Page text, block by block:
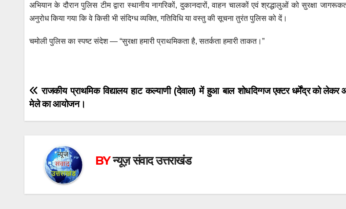
अभियान के दौरान पुलिस टीम द्वारा स्थानीय नागरिकों, दुकानदारों, वाहन चालकों एवं श्रद्धालुओं को सुरक्षा
अनुरोध किया गया कि वे किसी भी संदिग्ध व्यक्ति, गतिविधि या वस्तु की सूचना तुरंत पुलिस को दें।
चमोली पुलिस का स्पष्ट संदेश — “सुरक्षा हमारी प्राथमिकता है, सतर्कता हमारी ताकत।”
Post
navigation
दिग्गज एक्टर धर्मेंद्र को लेकर
राजकीय प्राथमिक विद्यालय हाट कल्याणी (देवाल) में हुआ बाल शोध
मेले का आयोजन।
BYन्यूज़ संवाद उत्तराखंड